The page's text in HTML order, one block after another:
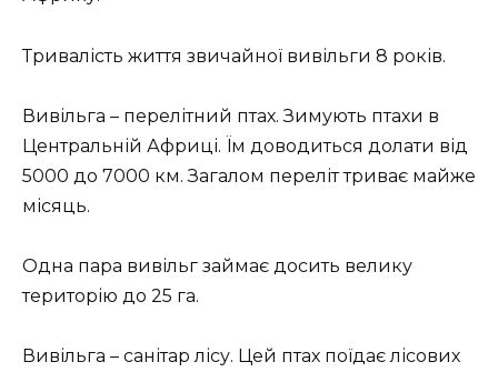
Тривалість життя звичайної вивільги 8 років.
Вивільга – перелітний птах. Зимують птахи в
Центральній Африці. Їм доводиться долати від
5000 до 7000 км. Загалом переліт триває майже
місяць.
Одна пара вивільг займає досить велику
територію до 25 га.
Вивільга – санітар лісу. Цей птах поїдає лісових